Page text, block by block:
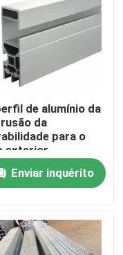
de alumínio da
da
para o
exterior
aceita
Enviar inquérito